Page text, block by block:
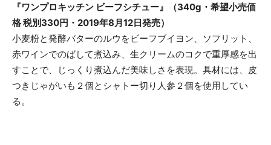
『ワンプロキッチン ビーフシチュー』（340g・希望小売価
格 税別330円・2019年8月12日発売）
小麦粉と発酵バターのルウをビーフブイヨン、ソフリット、
赤ワインでのばして煮込み、生クリームのコクで重厚感を出
すことで、じっくり煮込んだ美味しさを表現。具材には、皮
つきじゃがいも２個とシャトー切り人参２個を使用してい
る。